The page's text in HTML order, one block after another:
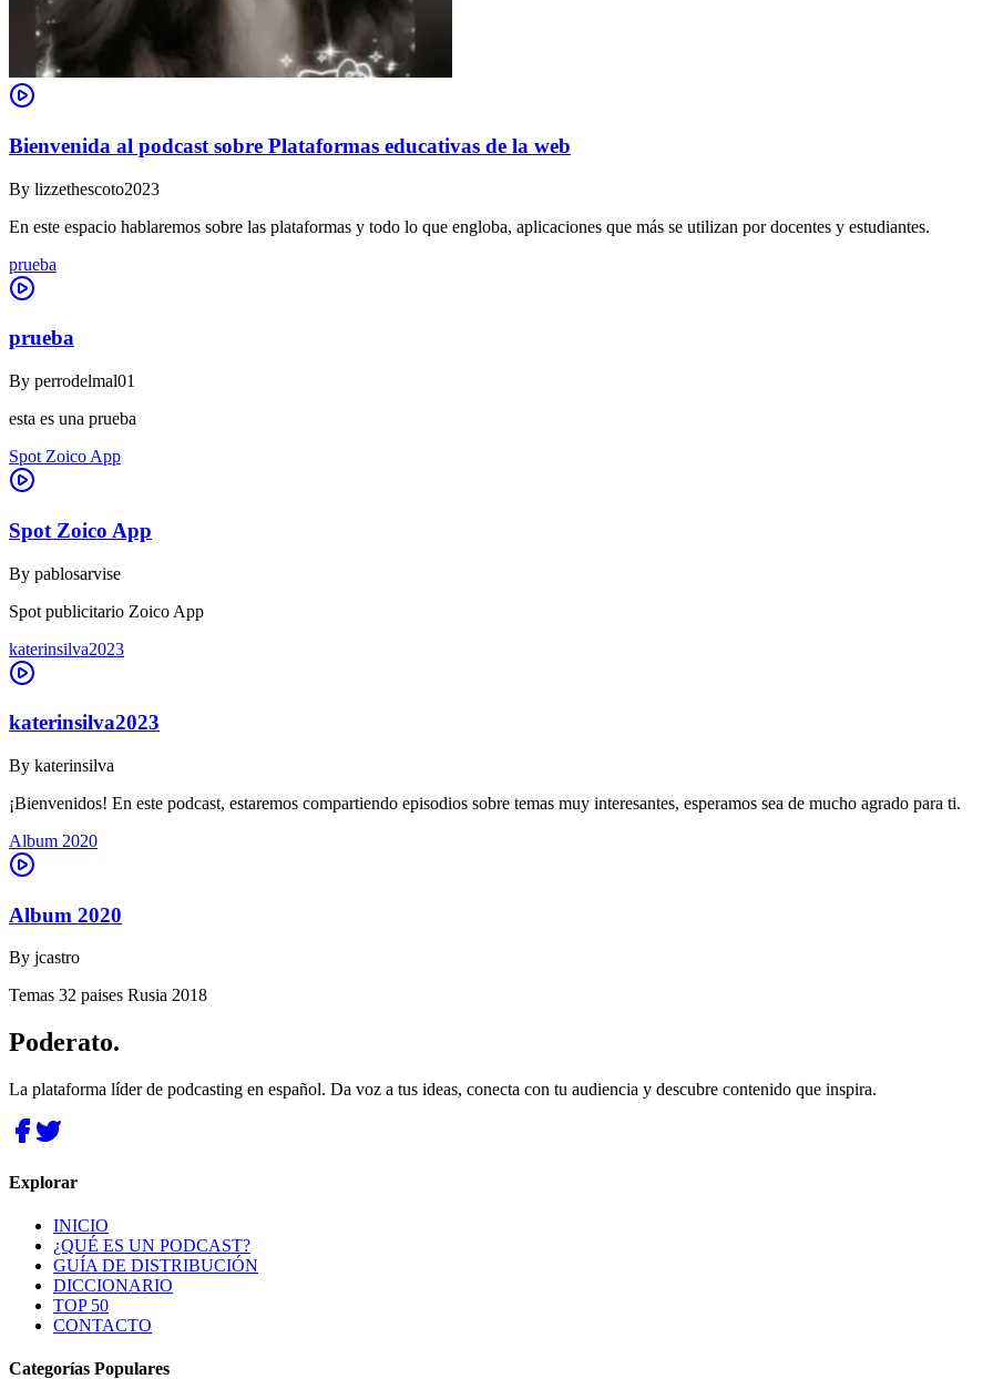
Bienvenida al podcast sobre Plataformas educativas de la web
By lizzethescoto2023
En este espacio hablaremos sobre las plataformas y todo lo que engloba, aplicaciones que más se utilizan por docentes y estudiantes.
prueba
prueba
By perrodelmal01
esta es una prueba
Spot Zoico App
Spot Zoico App
By pablosarvise
Spot publicitario Zoico App
katerinsilva2023
katerinsilva2023
By katerinsilva
¡Bienvenidos! En este podcast, estaremos compartiendo episodios sobre temas muy interesantes, esperamos sea de mucho agrado para ti.
Album 2020
Album 2020
By jcastro
Temas 32 paises Rusia 2018
Poderato.
La plataforma líder de podcasting en español. Da voz a tus ideas, conecta con tu audiencia y descubre contenido que inspira.
Explorar
INICIO
¿QUÉ ES UN PODCAST?
GUÍA DE DISTRIBUCIÓN
DICCIONARIO
TOP 50
CONTACTO
Categorías Populares